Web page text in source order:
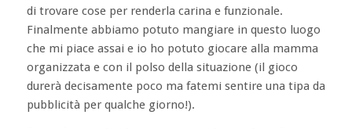
di trovare cose per renderla carina e funzionale.
Finalmente abbiamo potuto mangiare in questo luogo
che mi piace assai e io ho potuto giocare alla mamma
organizzata e con il polso della situazione (il gioco
durerà decisamente poco ma fatemi sentire una tipa da
pubblicità per qualche giorno!).